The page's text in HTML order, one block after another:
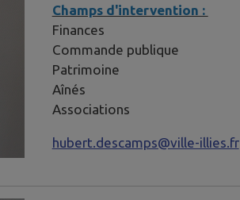
Champs d'intervention :
Finances
Commande publique
Patrimoine
Aînés
Associations
hubert.descamps@ville-illies.fr